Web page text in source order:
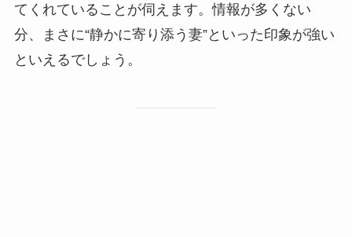
てくれていることが伺えます。情報が多くない
分、まさに“静かに寄り添う妻”といった印象が強い
といえるでしょう。